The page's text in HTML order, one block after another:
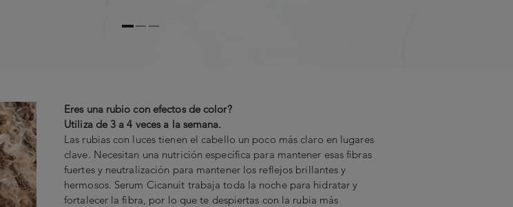
Eres una rubio con efectos de color?
Utiliza de 3 a 4 veces a la semana.
Las rubias con luces tienen el cabello un poco más claro en lugares
clave. Necesitan una nutrición específica para mantener esas fibras
fuertes y neutralización para mantener los reflejos brillantes y
hermosos. Serum Cicanuit trabaja toda la noche para hidratar y
fortalecer la fibra, por lo que te despiertas con la rubia más